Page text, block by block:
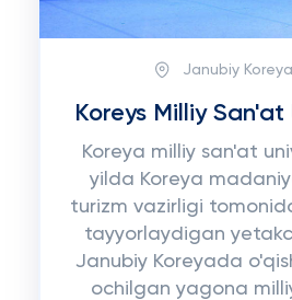
Janubiy Koreya
Koreys Milliy
Koreya milliy san'at
yilda Koreya
turizm vazirligi
tayyorlaydigan
Janubiy Koreyada
ochilgan yagona